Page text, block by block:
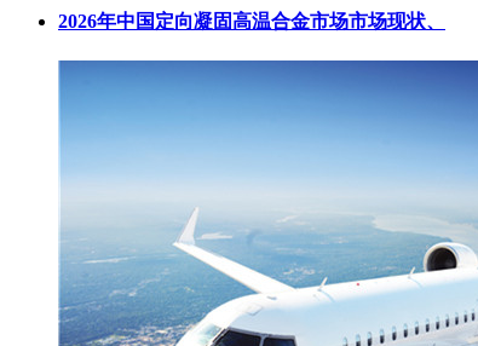
2026年中国定向凝固高温合金市场市场现状、